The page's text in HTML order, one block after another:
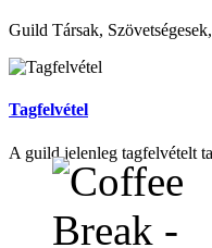
Guild Társak,
Tagfelvétel
A guild jelenleg tagfelvételt